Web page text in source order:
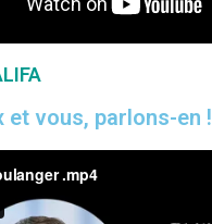
et vous, parlons-en !